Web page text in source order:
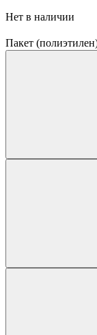
Нет в наличии
Пакет